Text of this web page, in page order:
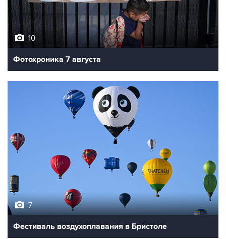
10
Фотохроника 7 августа
7
Фестиваль воздухоплавания в Бристоле